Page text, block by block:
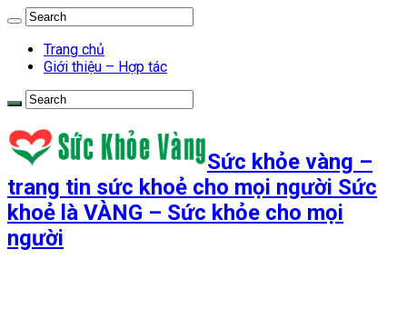
Trang chủ
Giới thiệu – Hợp tác
Sức khỏe vàng –
trang tin sức khoẻ cho mọi người Sức
khoẻ là VÀNG – Sức khỏe cho mọi
người